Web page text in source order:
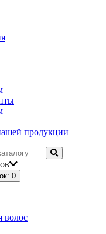
продукции
: 0
волос